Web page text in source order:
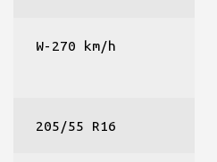
W-270 km/h
205/55 R16